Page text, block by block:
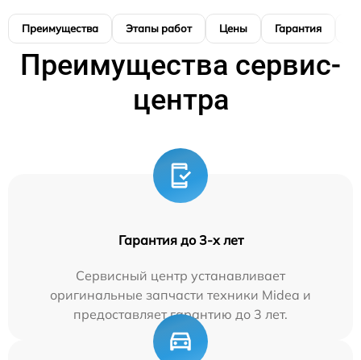
Преимущества Этапы работ Цены Гарантия
Преимущества сервис-
центра
Гарантия до 3-х лет
Сервисный центр устанавливает
оригинальные запчасти техники Midea и
предоставляет гарантию до 3 лет.